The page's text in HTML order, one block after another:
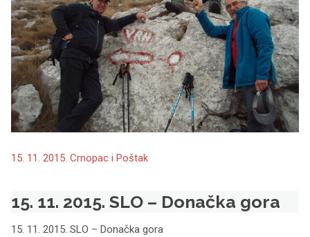
15. 11. 2015. Crnopac i Poštak
15. 11. 2015. SLO – Donačka gora
15. 11. 2015. SLO – Donačka gora